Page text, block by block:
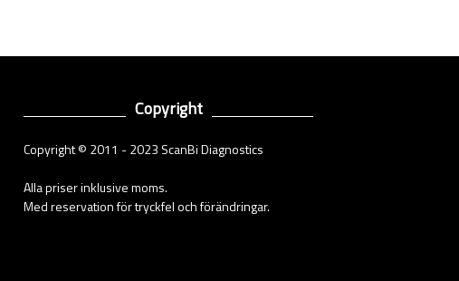
Copyright
Copyright © 2011 - 2023 ScanBi Diagnostics
Alla priser inklusive moms.
Med reservation för tryckfel och förändringar.